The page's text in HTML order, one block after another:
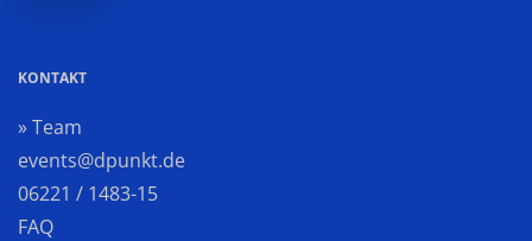
KONTAKT
» Team
events@dpunkt.de
06221 / 1483-15
FAQ